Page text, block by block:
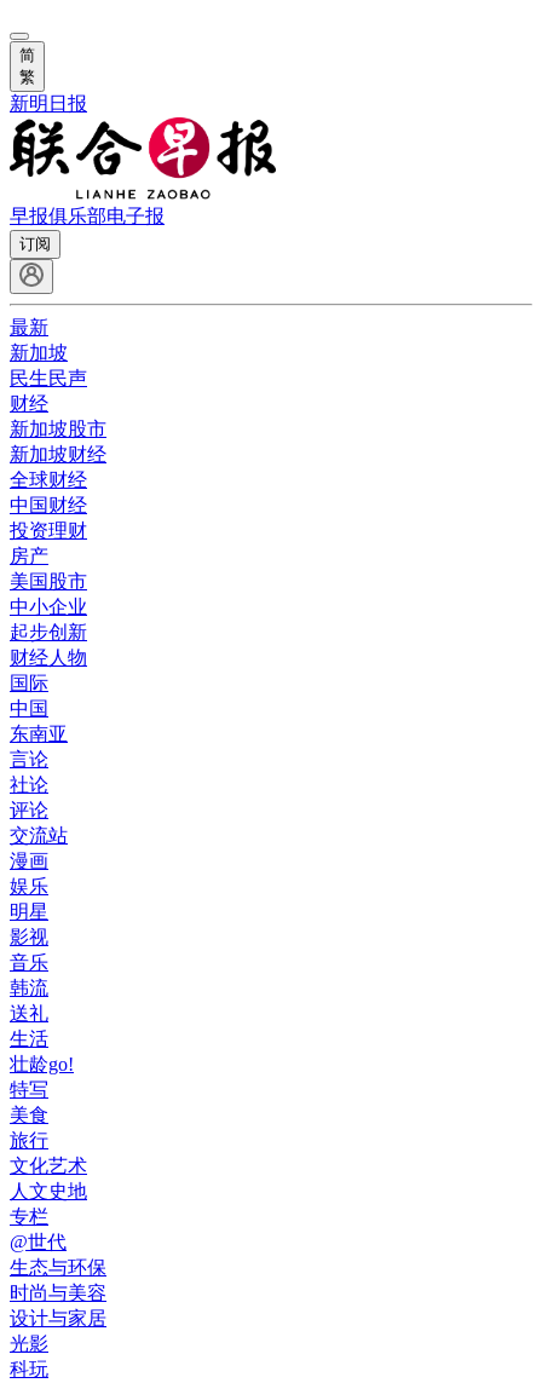
简
繁
新明日报
早报俱乐部电子报
订阅
最新
新加坡
民生民声
财经
新加坡股市
新加坡财经
全球财经
中国财经
投资理财
房产
美国股市
中小企业
起步创新
财经人物
国际
中国
东南亚
言论
社论
评论
交流站
漫画
娱乐
明星
影视
音乐
韩流
送礼
生活
壮龄go!
特写
美食
旅行
文化艺术
人文史地
专栏
@世代
生态与环保
时尚与美容
设计与家居
光影
科玩